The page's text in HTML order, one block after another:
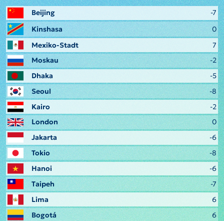
Beijing
-7
Kinshasa
0
Mexiko-Stadt
7
Moskau
-2
Dhaka
-5
Seoul
-8
Kairo
-2
London
0
Jakarta
-6
Tokio
-8
Hanoi
-6
Taipeh
-7
Lima
6
Bogotá
6